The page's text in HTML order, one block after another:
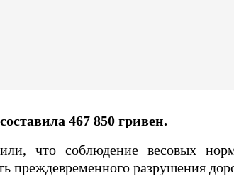
467 850 гривен.
что соблюдение весовых
преждевременного разрушения